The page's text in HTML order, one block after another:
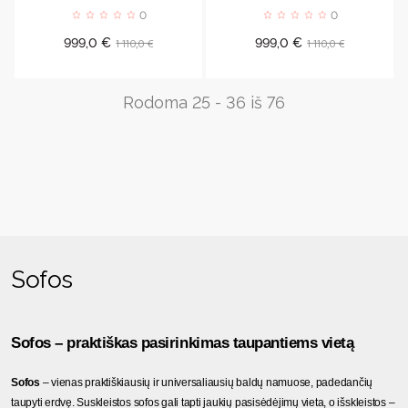
0
Kaina
999,0 € Bazinė
1 110,0 €
0
Kaina
999,0 € Bazinė
1 110,0 €
Rodoma 25 - 36 iš 76
Sofos
Sofos – praktiškas pasirinkimas taupantiems vietą
Sofos – vienas praktiškiausių ir universaliausių baldų namuose, padedančių
taupyti erdvę. Suskleistos sofos gali tapti jaukių pasisėdėjimų vieta, o išskleistos –